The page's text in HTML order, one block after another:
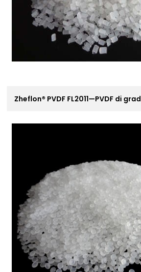
Zheflon® PVDF FL2011—PVDF di